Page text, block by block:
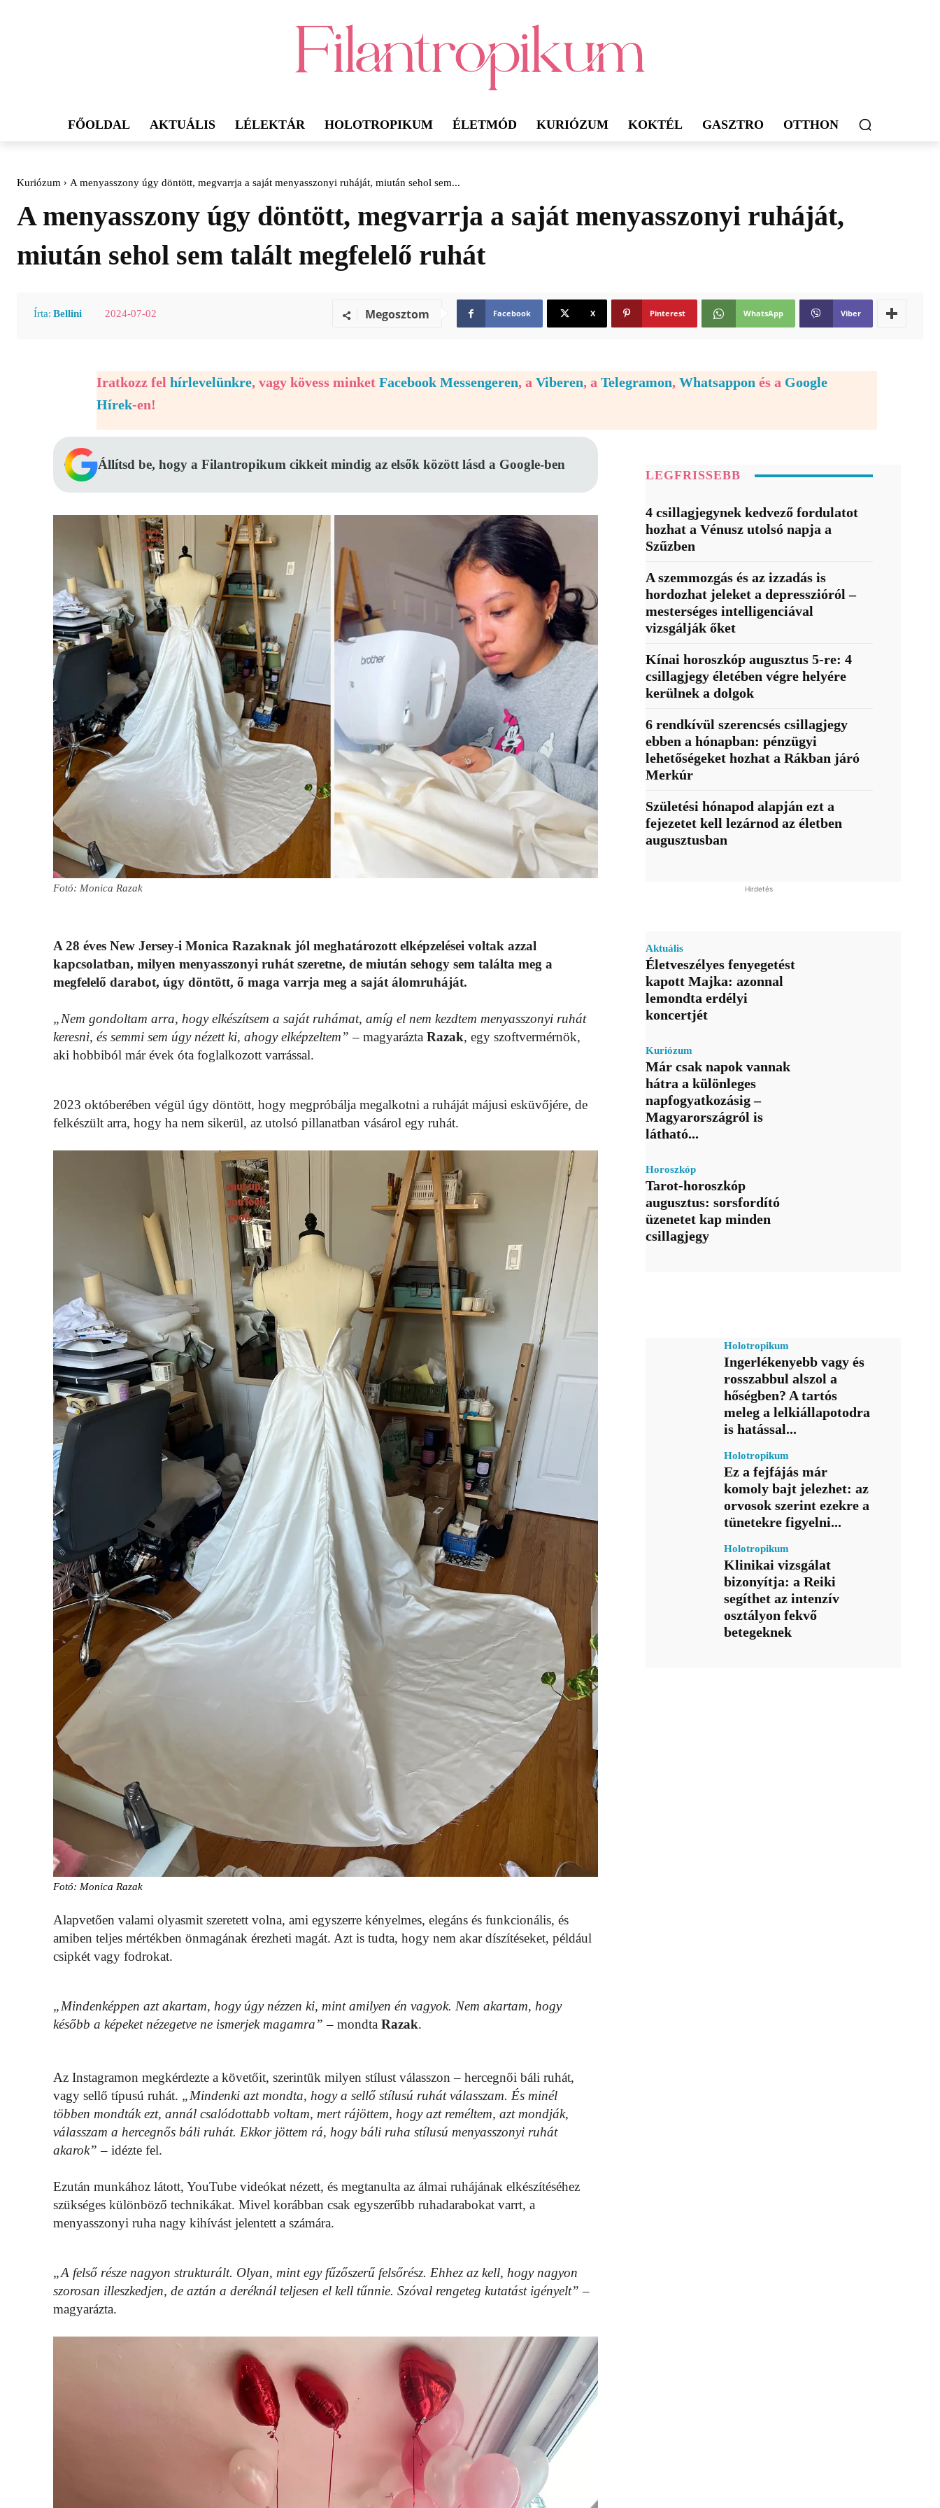
FŐOLDAL AKTUÁLIS LÉLEKTÁR HOLOTROPIKUM ÉLETMÓD KURIÓZUM KOKTÉL GASZTRO OTTHON
Kuriózum A menyasszony úgy döntött, megvarrja a saját menyasszonyi ruháját, miután sehol sem...
A menyasszony úgy döntött, megvarrja a saját menyasszonyi ruháját,
miután sehol sem talált megfelelő ruhát
Írta: Bellini 2024-07-02 Megosztom Facebook X Pinterest WhatsApp Viber
Iratkozz fel hírlevelünkre, vagy kövess minket Facebook Messengeren, a Viberen, a Telegramon, Whatsappon és a Google
Hírek-en!
Állítsd be, hogy a Filantropikum cikkeit mindig az elsők között lásd a Google-ben
Fotó: Monica Razak
A 28 éves New Jersey-i Monica Razaknak jól meghatározott elképzelései voltak azzal
kapcsolatban, milyen menyasszonyi ruhát szeretne, de miután sehogy sem találta meg a
megfelelő darabot, úgy döntött, ő maga varrja meg a saját álomruháját.
„Nem gondoltam arra, hogy elkészítsem a saját ruhámat, amíg el nem kezdtem menyasszonyi ruhát
keresni, és semmi sem úgy nézett ki, ahogy elképzeltem” – magyarázta Razak, egy szoftvermérnök,
aki hobbiból már évek óta foglalkozott varrással.
2023 októberében végül úgy döntött, hogy megpróbálja megalkotni a ruháját májusi esküvőjére, de
felkészült arra, hogy ha nem sikerül, az utolsó pillanatban vásárol egy ruhát.
Fotó: Monica Razak
Alapvetően valami olyasmit szeretett volna, ami egyszerre kényelmes, elegáns és funkcionális, és
amiben teljes mértékben önmagának érezheti magát. Azt is tudta, hogy nem akar díszítéseket, például
csipkét vagy fodrokat.
„Mindenképpen azt akartam, hogy úgy nézzen ki, mint amilyen én vagyok. Nem akartam, hogy
később a képeket nézegetve ne ismerjek magamra” – mondta Razak.
Az Instagramon megkérdezte a követőit, szerintük milyen stílust válasszon – hercegnői báli ruhát,
vagy sellő típusú ruhát. „Mindenki azt mondta, hogy a sellő stílusú ruhát válasszam. És minél
többen mondták ezt, annál csalódottabb voltam, mert rájöttem, hogy azt reméltem, azt mondják,
válasszam a hercegnős báli ruhát. Ekkor jöttem rá, hogy báli ruha stílusú menyasszonyi ruhát
akarok” – idézte fel.
Ezután munkához látott, YouTube videókat nézett, és megtanulta az álmai ruhájának elkészítéséhez
szükséges különböző technikákat. Mivel korábban csak egyszerűbb ruhadarabokat varrt, a
menyasszonyi ruha nagy kihívást jelentett a számára.
„A felső része nagyon strukturált. Olyan, mint egy fűzőszerű felsőrész. Ehhez az kell, hogy nagyon
szorosan illeszkedjen, de aztán a deréknál teljesen el kell tűnnie. Szóval rengeteg kutatást igényelt” –
magyarázta.
LEGFRISSEBB
4 csillagjegynek kedvező fordulatot
hozhat a Vénusz utolsó napja a
Szűzben
A szemmozgás és az izzadás is
hordozhat jeleket a depresszióról –
mesterséges intelligenciával
vizsgálják őket
Kínai horoszkóp augusztus 5-re: 4
csillagjegy életében végre helyére
kerülnek a dolgok
6 rendkívül szerencsés csillagjegy
ebben a hónapban: pénzügyi
lehetőségeket hozhat a Rákban járó
Merkúr
Születési hónapod alapján ezt a
fejezetet kell lezárnod az életben
augusztusban
Hirdetés
Aktuális
Életveszélyes fenyegetést
kapott Majka: azonnal
lemondta erdélyi
koncertjét
Kuriózum
Már csak napok vannak
hátra a különleges
napfogyatkozásig –
Magyarországról is
látható...
Horoszkóp
Tarot-horoszkóp
augusztus: sorsfordító
üzenetet kap minden
csillagjegy
Holotropikum
Ingerlékenyebb vagy és
rosszabbul alszol a
hőségben? A tartós
meleg a lelkiállapotodra
is hatással...
Holotropikum
Ez a fejfájás már
komoly bajt jelezhet: az
orvosok szerint ezekre a
tünetekre figyelni...
Holotropikum
Klinikai vizsgálat
bizonyítja: a Reiki
segíthet az intenzív
osztályon fekvő
betegeknek